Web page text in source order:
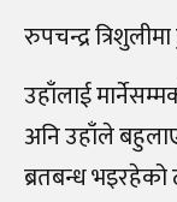
रुपचन्द्र
उहाँलाई
अनि उहाँले
ब्रतबन्ध भइरहेको